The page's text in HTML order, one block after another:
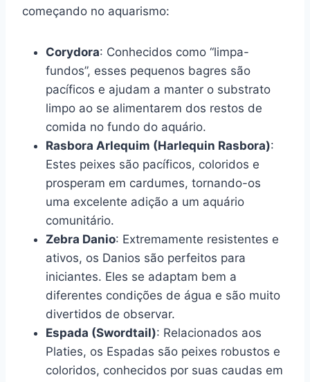
começando no aquarismo:
Corydora: Conhecidos como “limpa-
fundos”, esses pequenos bagres são
pacíficos e ajudam a manter o substrato
limpo ao se alimentarem dos restos de
comida no fundo do aquário.
Rasbora Arlequim (Harlequin Rasbora):
Estes peixes são pacíficos, coloridos e
prosperam em cardumes, tornando-os
uma excelente adição a um aquário
comunitário.
Zebra Danio: Extremamente resistentes e
ativos, os Danios são perfeitos para
iniciantes. Eles se adaptam bem a
diferentes condições de água e são muito
divertidos de observar.
Espada (Swordtail): Relacionados aos
Platies, os Espadas são peixes robustos e
coloridos, conhecidos por suas caudas em